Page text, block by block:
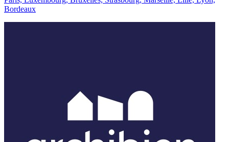
Bordeaux